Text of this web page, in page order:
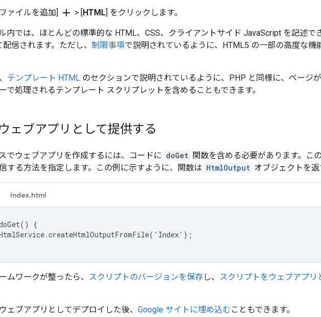
ファイルを追加] add > [HTML] をクリックします。
ル内では、ほとんどの標準的な HTML、CSS、クライアントサイド JavaScript を記述で
配信されます。ただし、 制限事項で説明されているように、HTML5 の一部の高度な機
テンプレート HTML のセクションで説明されているように、PHP と同様に、ページ
で処理されるテンプレート スクリプレットを含めることもできます。
ウェブアプリとして提供する
でウェブアプリを作成するには、コードに doGet 関数を含める必要があります。こ
する方法を指定します。この例に示すように、関数は HtmlOutput オブジェクトを返
Index.html
{
ムワークが整ったら、 スクリプトのバージョンを保存し、 スクリプトをウェブアプリ
ェブアプリとしてデプロイした後、 Google サイトに埋め込む こともできます。